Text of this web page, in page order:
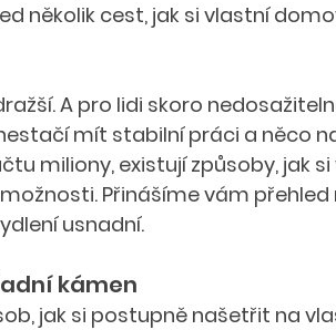
několik cest, jak si vlastní
A pro lidi skoro
mít stabilní práci a něco
miliony, existují způsoby, jak
Přinášíme vám přehled
usnadní.
kámen
jak si postupně našetřit na